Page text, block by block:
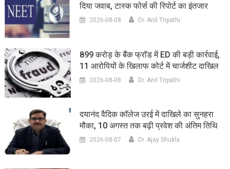
दिया जवाब, टास्क फोर्स की रिपोर्ट का इंतजार
2026-08-08 Dr. Anil Tripathi
899 करोड़ के बैंक फ्रॉड में ED की बड़ी कार्रवाई,
11 आरोपियों के खिलाफ कोर्ट में चार्जशीट दाखिल
2026-08-08 Dr. Anil Tripathi
दयानंद वैदिक कॉलेज उरई में दाखिले का सुनहरा
मौका, 10 अगस्त तक बढ़ी प्रवेश की अंतिम तिथि
2026-08-07 Dr. Ajay Shukla